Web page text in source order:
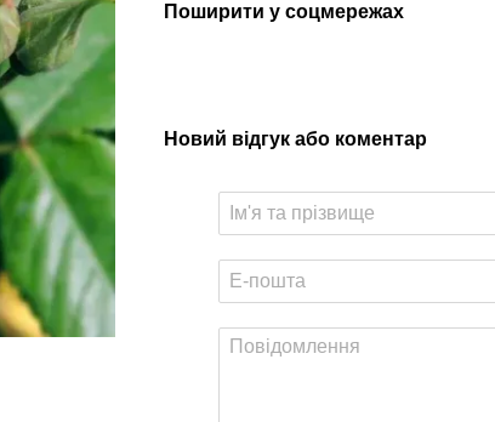
Поширити у соцмережах
Новий відгук або коментар